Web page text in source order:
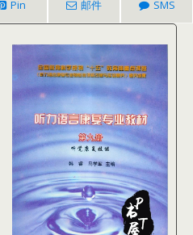
Pin 邮件 SMS